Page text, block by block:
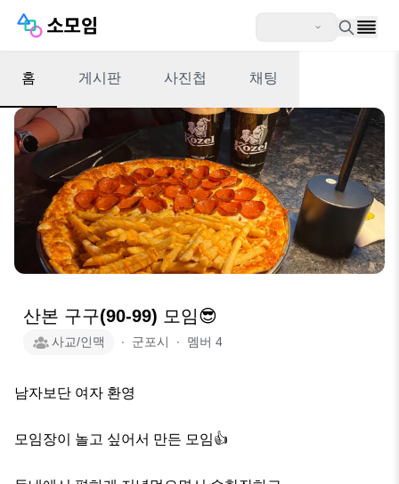
홈 게시판 사진첩 채팅
산본 구구(90-99) 모임😎
사교/인맥 ∙ 군포시 ∙ 멤버 4
남자보단 여자 환영
모임장이 놀고 싶어서 만든 모임👍